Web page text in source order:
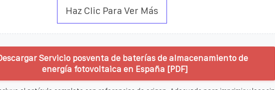
Haz Clic Para Ver Más
Servicio posventa de baterías de almacenamiento de
energía fotovoltaica en España [PDF]